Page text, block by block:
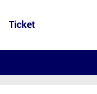
Ticket